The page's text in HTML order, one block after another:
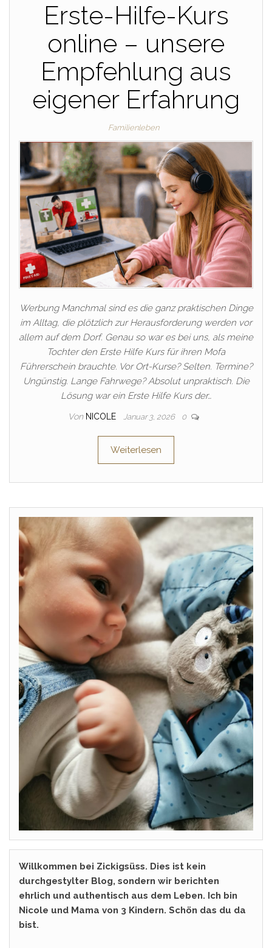
Erste-Hilfe-Kurs
online – unsere
Empfehlung aus
eigener Erfahrung
Familienleben
Werbung Manchmal sind es die ganz praktischen Dinge
im Alltag, die plötzlich zur Herausforderung werden vor
allem auf dem Dorf. Genau so war es bei uns, als meine
Tochter den Erste Hilfe Kurs für ihren Mofa
Führerschein brauchte. Vor Ort-Kurse? Selten. Termine?
Ungünstig. Lange Fahrwege? Absolut unpraktisch. Die
Lösung war ein Erste Hilfe Kurs der…
Von NICOLE Januar 3, 2026 0
Weiterlesen
Willkommen bei Zickigsüss. Dies ist kein
durchgestylter Blog, sondern wir berichten
ehrlich und authentisch aus dem Leben. Ich bin
Nicole und Mama von 3 Kindern. Schön das du da
bist.